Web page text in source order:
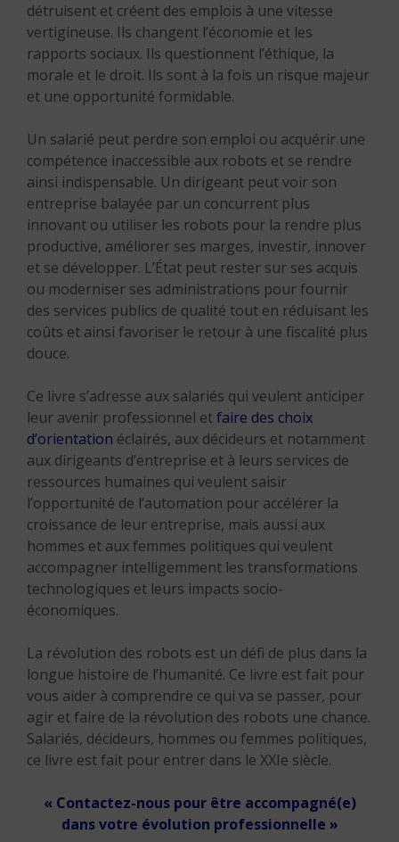
détruisent et créent des emplois à une vitesse
vertigineuse. Ils changent l’économie et les
rapports sociaux. Ils questionnent l’éthique, la
morale et le droit. Ils sont à la fois un risque majeur
et une opportunité formidable.
Un salarié peut perdre son emploi ou acquérir une
compétence inaccessible aux robots et se rendre
ainsi indispensable. Un dirigeant peut voir son
entreprise balayée par un concurrent plus
innovant ou utiliser les robots pour la rendre plus
productive, améliorer ses marges, investir, innover
et se développer. L’État peut rester sur ses acquis
ou moderniser ses administrations pour fournir
des services publics de qualité tout en réduisant les
coûts et ainsi favoriser le retour à une fiscalité plus
douce.
Ce livre s’adresse aux salariés qui veulent anticiper
leur avenir professionnel etfaire des choix
d’orientation éclairés, aux décideurs et notamment
aux dirigeants d’entreprise et à leurs services de
ressources humaines qui veulent saisir
l’opportunité de l’automation pour accélérer la
croissance de leur entreprise, mais aussi aux
hommes et aux femmes politiques qui veulent
accompagner intelligemment les transformations
technologiques et leurs impacts socio-
économiques.
La révolution des robots est un défi de plus dans la
longue histoire de l’humanité. Ce livre est fait pour
vous aider à comprendre ce qui va se passer, pour
agir et faire de la révolution des robots une chance.
Salariés, décideurs, hommes ou femmes politiques,
ce livre est fait pour entrer dans le XXIe siècle.
« Contactez-nous pour être accompagné(e)
dans votre évolution professionnelle »